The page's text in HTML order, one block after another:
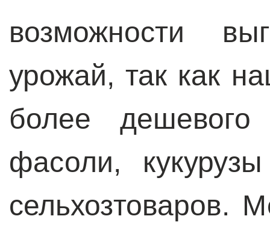
возможности
урожай, так как
более дешевого
фасоли,
сельхозтоваров.